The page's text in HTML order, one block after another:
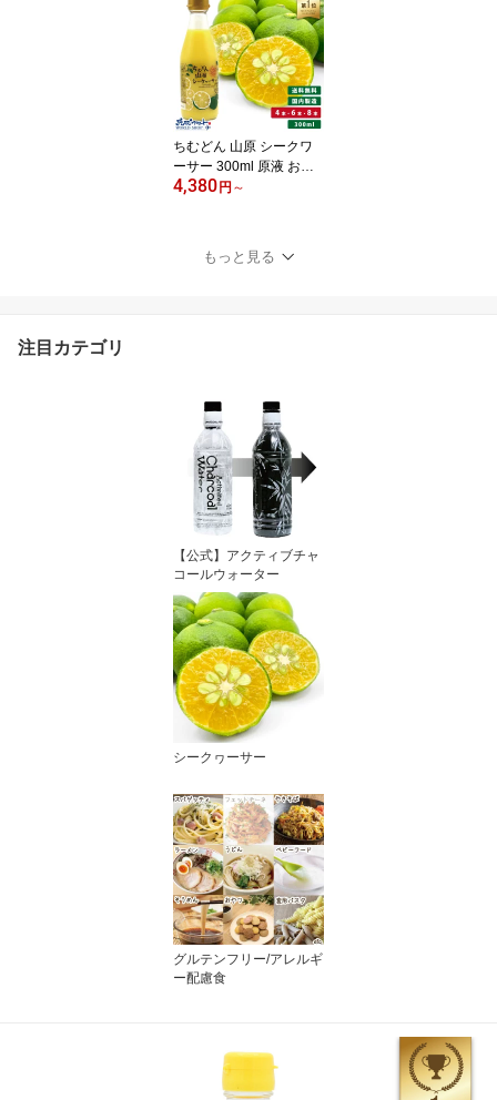
コール クレンズ 炭 ウォ
ーター charcoal water 活
性炭 ダイエット 腸活 炭
水 黒水 天然水 琉球フロ
ント まとめ買い 送料無
料
ちむどん 山原 シークワ
ーサー 300ml 原液 おき
なわ やんばる 沖縄産 シ
ークアーサー 健康 果実
飲料 ノビレチン 琉球フ
4,380 円 ～
もっと見る
注目カテゴリ
【公式】アクティブチャ
コールウォーター
シークヮーサー
グルテンフリー/アレルギ
ー配慮食